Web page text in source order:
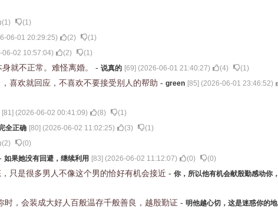
(1) (1)
06-01 20:29:25) (2) (1)
06-02 10:57:04) (2) (1)
就不正常。难怪离婚。 - 说真的 [69] (2026-06-01 21:40:27) (4) (1)
喜欢就回应，不喜欢不要接受别人的帮助 - green [85] (2026-06-01 23:46:52)
[81] (2026-06-02 00:41:09) (8) (1)
全正确 [80] (2026-06-02 11:02:25) (3) (1)
(2) (0)
如果她没有回避，继续利用 [83] (2026-06-02 11:12:07) (0) (0)
只是很多男人不像这个男的恰好有机会接近 - 你，所以他有机会献殷勤感动你，
，会装成大好人百般温存千般善良，越殷勤证 - 明他越心切，这是迷惑你的地